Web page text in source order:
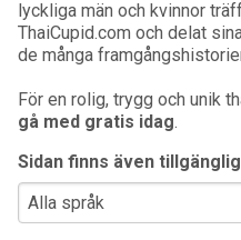
lyckliga män och kvinnor
ThaiCupid.com och delat
de många
För en rolig, trygg och unik
gå med gratis idag.
Sidan finns även